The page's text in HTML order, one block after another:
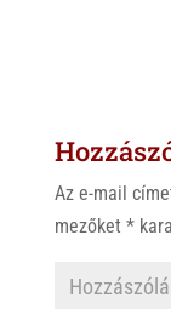
Az e-mail
mezőket *